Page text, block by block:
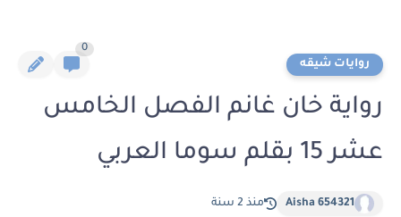
روايات شيقه
0
رواية خان غانم الفصل الخامس
عشر 15 بقلم سوما العربي
Aisha 654321 منذ 2 سنة